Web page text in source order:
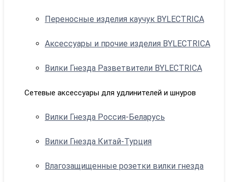
Переносные изделия каучук BYLECTRICA
Аксессуары и прочие изделия BYLECTRICA
Вилки Гнезда Разветвители BYLECTRICA
Сетевые аксессуары для удлинителей и шнуров
Вилки Гнезда Россия-Беларусь
Вилки Гнезда Китай-Турция
Влагозащищенные розетки вилки гнезда